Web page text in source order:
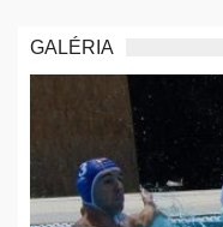
GALÉRIA